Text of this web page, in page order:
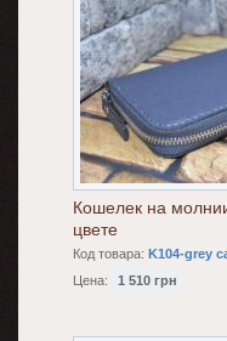
Кошелек на
цвете
Код товара: K104-grey
Цена:
1 510 грн